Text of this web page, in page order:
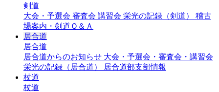
剣道
大会・予選会 審査会 講習会 栄光の記録（剣道） 稽古
場案内・剣道Ｑ＆Ａ
居合道
居合道
居合道からのお知らせ 大会・予選会・審査会・講習会
栄光の記録（居合道）
居合道部支部情報
杖道
杖道